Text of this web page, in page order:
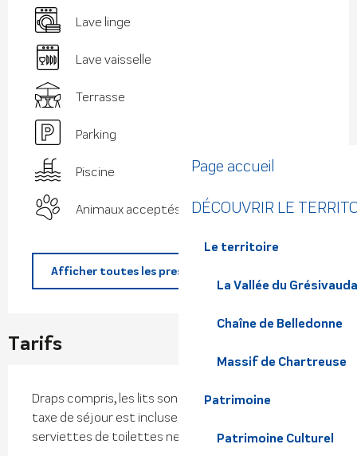
Page accueil
DÉCOUVRIR LE
Le territoire
La Vallée du
Chaîne de Belledonne
Massif de Chartreuse
Patrimoine
Patrimoine Culturel
Lave linge
Lave vaisselle
Terrasse
Parking
Piscine
Animaux acceptés
Afficher toutes les prestations
Tarifs
Draps compris, les lits sont faits à votre arrivée. La
taxe de séjour est incluse dans le prix. Les
serviettes de toilettes ne sont pas fournies